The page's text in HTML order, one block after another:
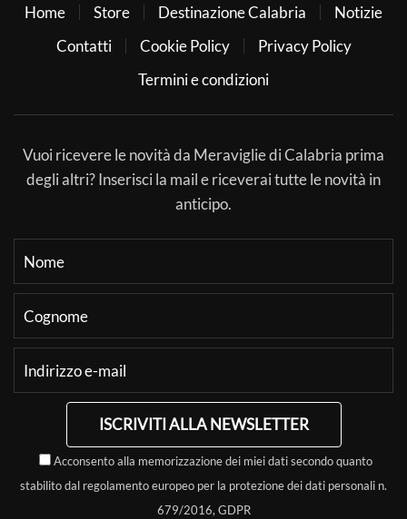
Home Store Destinazione Calabria
Notizie
Contatti
Cookie Policy
Privacy Policy
Termini e condizioni
Vuoi ricevere le novità da Meraviglie di Calabria prima
degli altri? Inserisci la mail e riceverai tutte le novità in
anticipo.
ISCRIVITI ALLA NEWSLETTER
Acconsento alla memorizzazione dei miei dati secondo quanto
stabilito dal regolamento europeo per la protezione dei dati personali n.
679/2016, GDPR